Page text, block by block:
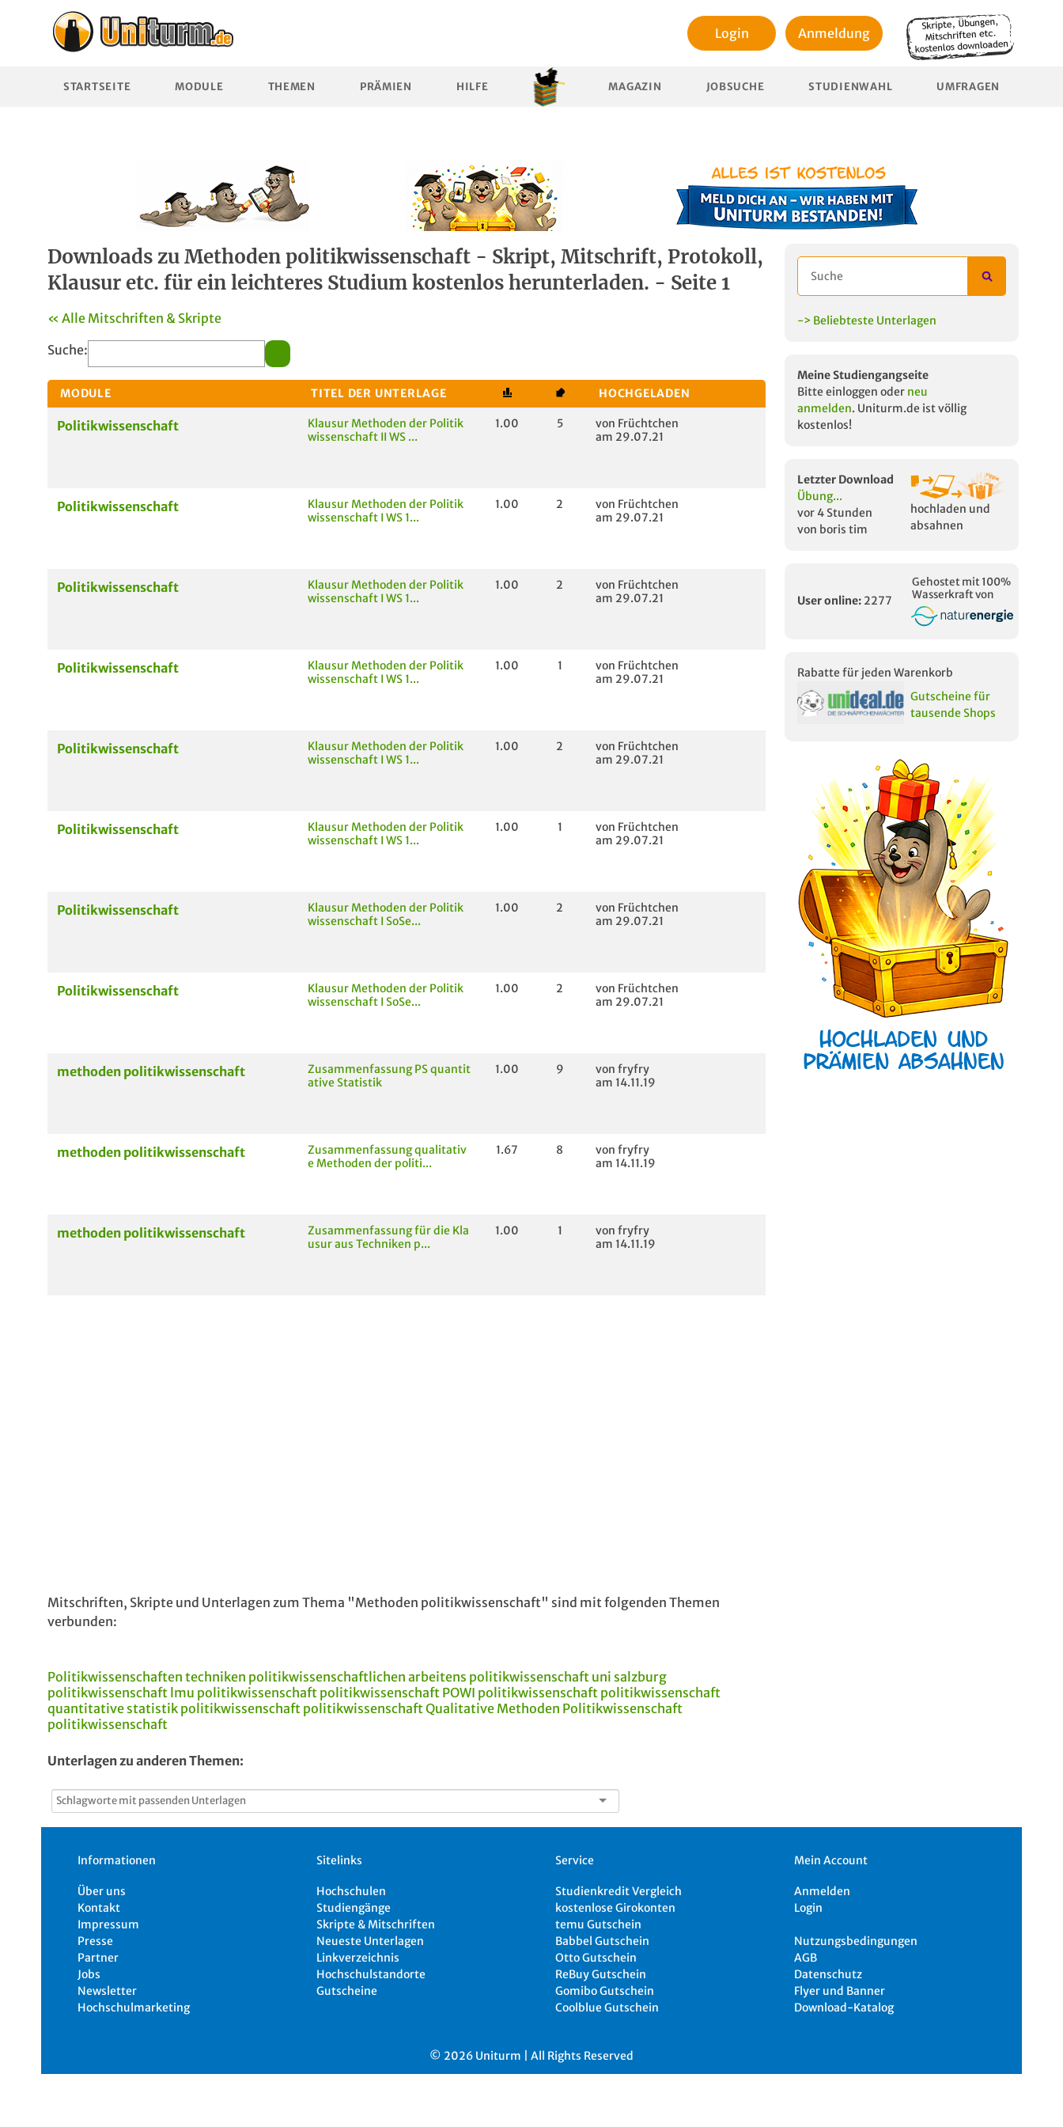
Login Anmeldung
STARTSEITE MODULE THEMEN PRÄMIEN HILFE MAGAZIN JOBSUCHE STUDIENWAHL UMFRAGEN
Downloads zu Methoden politikwissenschaft - Skript, Mitschrift, Protokoll,
Klausur etc. für ein leichteres Studium kostenlos herunterladen. - Seite 1
« Alle Mitschriften & Skripte
Suche:
MODULE TITEL DER UNTERLAGE HOCHGELADEN
Politikwissenschaft
Klausur Methoden der Politik
wissenschaft II WS ...
1.00 5
von Früchtchen
am 29.07.21
Politikwissenschaft
Klausur Methoden der Politik
wissenschaft I WS 1...
1.00 2
von Früchtchen
am 29.07.21
Politikwissenschaft
Klausur Methoden der Politik
wissenschaft I WS 1...
1.00 2
von Früchtchen
am 29.07.21
Politikwissenschaft
Klausur Methoden der Politik
wissenschaft I WS 1...
1.00 1
von Früchtchen
am 29.07.21
Politikwissenschaft
Klausur Methoden der Politik
wissenschaft I WS 1...
1.00 2
von Früchtchen
am 29.07.21
Politikwissenschaft
Klausur Methoden der Politik
wissenschaft I WS 1...
1.00 1
von Früchtchen
am 29.07.21
Politikwissenschaft
Klausur Methoden der Politik
wissenschaft I SoSe...
1.00 2
von Früchtchen
am 29.07.21
Politikwissenschaft
Klausur Methoden der Politik
wissenschaft I SoSe...
1.00 2
von Früchtchen
am 29.07.21
methoden politikwissenschaft
Zusammenfassung PS quantit
ative Statistik
1.00 9
von fryfry
am 14.11.19
methoden politikwissenschaft
Zusammenfassung qualitativ
e Methoden der politi...
1.67 8
von fryfry
am 14.11.19
methoden politikwissenschaft
Zusammenfassung für die Kla
usur aus Techniken p...
1.00 1
von fryfry
am 14.11.19
Mitschriften, Skripte und Unterlagen zum Thema "Methoden politikwissenschaft" sind mit folgenden Themen
verbunden:
Politikwissenschaften techniken politikwissenschaftlichen arbeitens politikwissenschaft uni salzburg
politikwissenschaft lmu politikwissenschaft politikwissenschaft POWI politikwissenschaft politikwissenschaft
quantitative statistik politikwissenschaft politikwissenschaftQualitative Methoden Politikwissenschaft
politikwissenschaft
Unterlagen zu anderen Themen:
-> Beliebteste Unterlagen
Meine Studiengangseite
Bitte einloggen oder neu
anmelden. Uniturm.de ist völlig
kostenlos!
Letzter Download
Übung...
vor 4 Stunden
von boris tim
hochladen und
absahnen
User online: 2277
Gehostet mit 100%
Wasserkraft von
Rabatte für jeden Warenkorb
Gutscheine für
tausende Shops
Informationen
Über uns
Kontakt
Impressum
Presse
Partner
Jobs
Newsletter
Hochschulmarketing
Sitelinks
Hochschulen
Studiengänge
Skripte & Mitschriften
Neueste Unterlagen
Linkverzeichnis
Hochschulstandorte
Gutscheine
Service
Studienkredit Vergleich
kostenlose Girokonten
temu Gutschein
Babbel Gutschein
Otto Gutschein
ReBuy Gutschein
Gomibo Gutschein
Coolblue Gutschein
Mein Account
Anmelden
Login
Nutzungsbedingungen
AGB
Datenschutz
Flyer und Banner
Download-Katalog
© 2026 Uniturm | All Rights Reserved